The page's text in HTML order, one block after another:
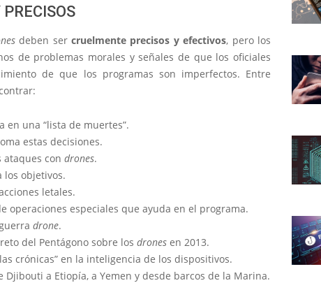
deben ser cruelmente precisos y efectivos, pero los
de problemas morales y señales de que los oficiales
de que los programas son imperfectos. Entre
en una “lista de muertes”.
estas decisiones.
ataques con drones.
los objetivos.
letales.
operaciones especiales que ayuda en el programa.
drone.
del Pentágono sobre los drones en 2013.
crónicas” en la inteligencia de los dispositivos.
Djibouti a Etiopía, a Yemen y desde barcos de la Marina.